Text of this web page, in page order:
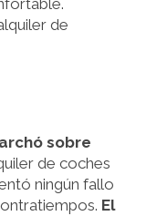
de
sobre
de coches
ningún fallo
El